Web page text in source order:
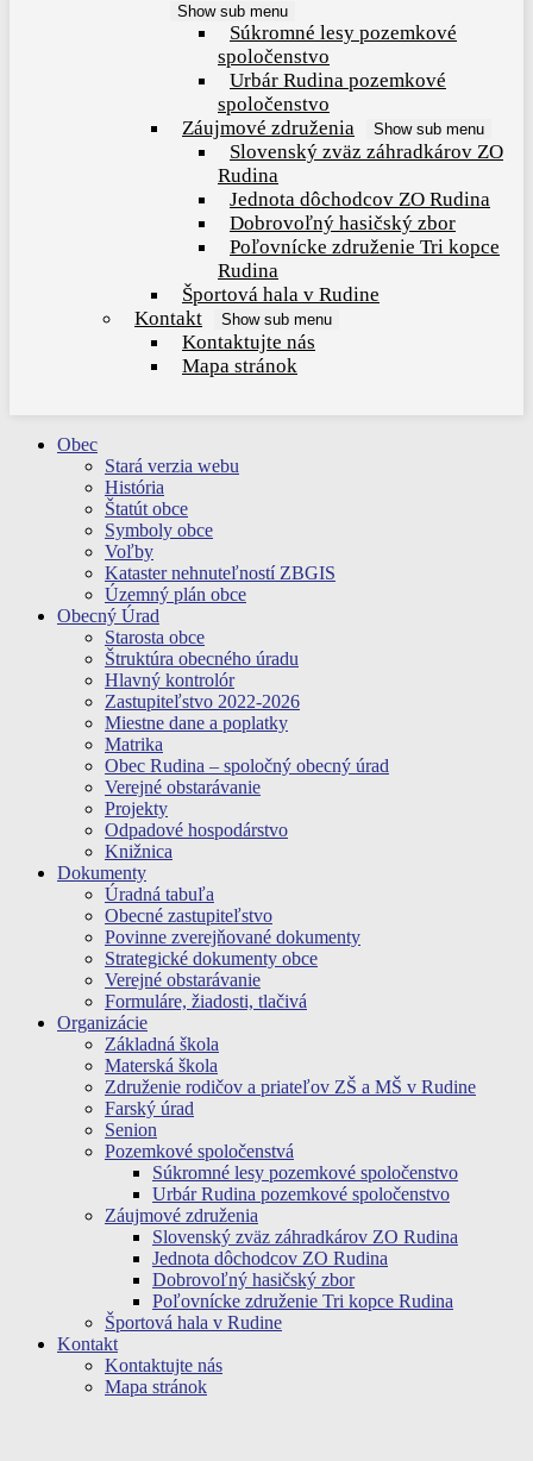
Show sub menu
Súkromné lesy pozemkové
spoločenstvo
Urbár Rudina pozemkové
spoločenstvo
Záujmové združenia
Show sub menu
Slovenský zväz záhradkárov ZO
Rudina
Jednota dôchodcov ZO Rudina
Dobrovoľný hasičský zbor
Poľovnícke združenie Tri kopce
Rudina
Športová hala v Rudine
Kontakt
Show sub menu
Kontaktujte nás
Mapa stránok
Obec
Stará verzia webu
História
Štatút obce
Symboly obce
Voľby
Kataster nehnuteľností ZBGIS
Územný plán obce
Obecný Úrad
Starosta obce
Štruktúra obecného úradu
Hlavný kontrolór
Zastupiteľstvo 2022-2026
Miestne dane a poplatky
Matrika
Obec Rudina – spoločný obecný úrad
Verejné obstarávanie
Projekty
Odpadové hospodárstvo
Knižnica
Dokumenty
Úradná tabuľa
Obecné zastupiteľstvo
Povinne zverejňované dokumenty
Strategické dokumenty obce
Verejné obstarávanie
Formuláre, žiadosti, tlačivá
Organizácie
Základná škola
Materská škola
Združenie rodičov a priateľov ZŠ a MŠ v Rudine
Farský úrad
Senion
Pozemkové spoločenstvá
Súkromné lesy pozemkové spoločenstvo
Urbár Rudina pozemkové spoločenstvo
Záujmové združenia
Slovenský zväz záhradkárov ZO Rudina
Jednota dôchodcov ZO Rudina
Dobrovoľný hasičský zbor
Poľovnícke združenie Tri kopce Rudina
Športová hala v Rudine
Kontakt
Kontaktujte nás
Mapa stránok